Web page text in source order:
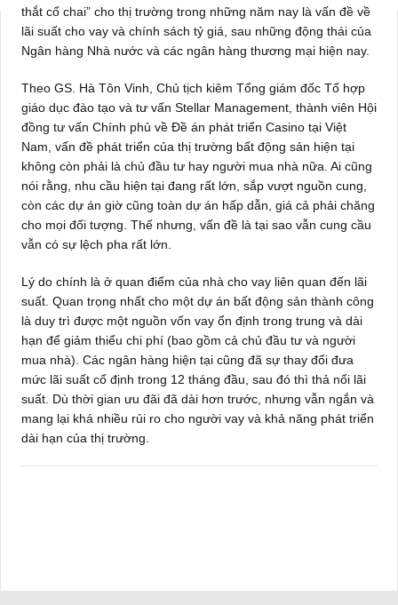
thắt cổ chai” cho thị trường trong những năm nay là vấn đề về
lãi suất cho vay và chính sách tỷ giá, sau những động thái của
Ngân hàng Nhà nước và các ngân hàng thương mại hiện nay.
Theo GS. Hà Tôn Vinh, Chủ tịch kiêm Tổng giám đốc Tổ hợp
giáo dục đào tạo và tư vấn Stellar Management, thành viên Hội
đồng tư vấn Chính phủ về Đề án phát triển Casino tại Việt
Nam, vấn đề phát triển của thị trường bất động sản hiện tại
không còn phải là chủ đầu tư hay người mua nhà nữa. Ai cũng
nói rằng, nhu cầu hiện tại đang rất lớn, sắp vượt nguồn cung,
còn các dự án giờ cũng toàn dự án hấp dẫn, giá cả phải chăng
cho mọi đối tượng. Thế nhưng, vấn đề là tại sao vẫn cung cầu
vẫn có sự lệch pha rất lớn.
Lý do chính là ở quan điểm của nhà cho vay liên quan đến lãi
suất. Quan trọng nhất cho một dự án bất động sản thành công
là duy trì được một nguồn vốn vay ổn định trong trung và dài
hạn để giảm thiểu chi phí (bao gồm cả chủ đầu tư và người
mua nhà). Các ngân hàng hiện tại cũng đã sự thay đổi đưa
mức lãi suất cố định trong 12 tháng đầu, sau đó thì thả nổi lãi
suất. Dù thời gian ưu đãi đã dài hơn trước, nhưng vẫn ngắn và
mang lại khá nhiều rủi ro cho người vay và khả năng phát triển
dài hạn của thị trường.